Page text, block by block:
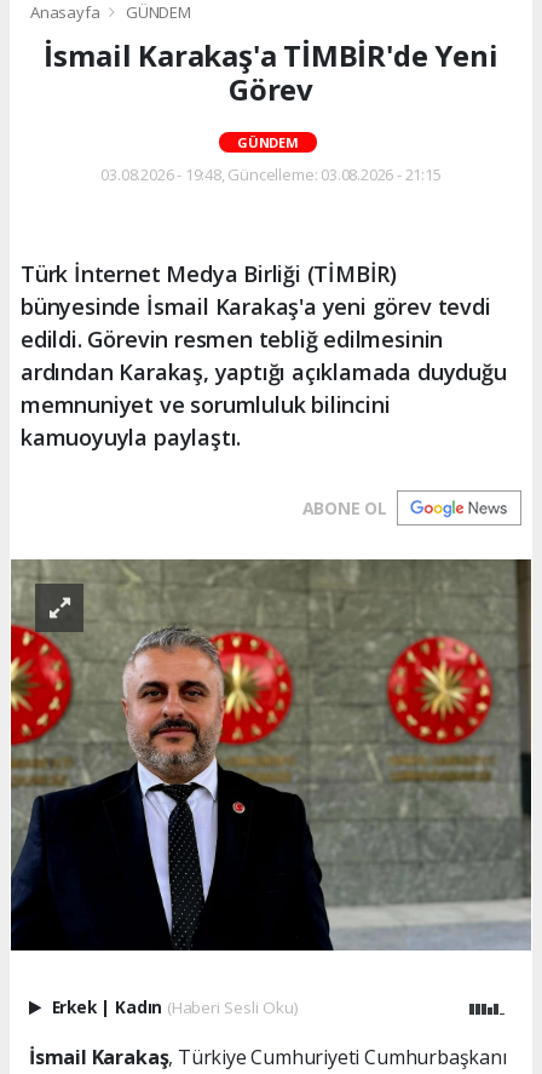
Anasayfa GÜNDEM
İsmail Karakaş'a TİMBİR'de Yeni
Görev
GÜNDEM
03.08.2026 - 19:48, Güncelleme: 03.08.2026 - 21:15
Türk İnternet Medya Birliği (TİMBİR)
bünyesinde İsmail Karakaş'a yeni görev tevdi
edildi. Görevin resmen tebliğ edilmesinin
ardından Karakaş, yaptığı açıklamada duyduğu
memnuniyet ve sorumluluk bilincini
kamuoyuyla paylaştı.
ABONE OL
Erkek | Kadın (Haberi Sesli Oku)
İsmail Karakaş, Türkiye Cumhuriyeti Cumhurbaşkanı